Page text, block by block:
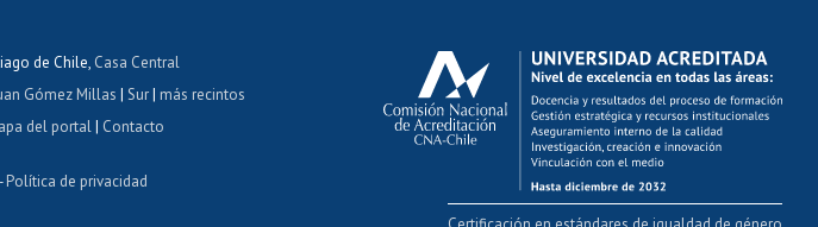
de Chile, Casa Central
Gómez Millas | Sur| más recintos
del portal| Contacto
Política de privacidad